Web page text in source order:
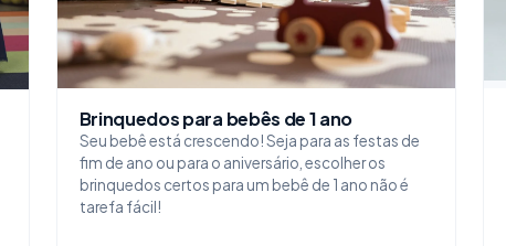
Brinquedos para bebês de 1 ano
Seu bebê está crescendo! Seja para as festas de
fim de ano ou para o aniversário, escolher os
brinquedos certos para um bebê de 1 ano não é
tarefa fácil!